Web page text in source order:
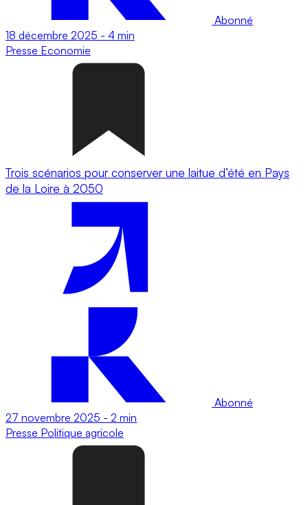
Abonné
18 décembre 2025 - 4 min
Presse Economie
Trois scénarios pour conserver une laitue d’été en Pays
de la Loire à 2050
Abonné
27 novembre 2025 - 2 min
Presse Politique agricole